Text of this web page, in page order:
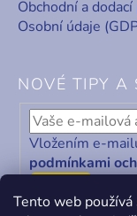
Tento web
Obchodní a
Osobní údaje
NOVÉ TIPY A
Vložením e-
podmínkami